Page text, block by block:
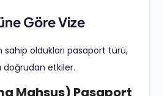
Göre Vize
sahip oldukları pasaport türü,
etkiler.
Mahsus) Pasaport